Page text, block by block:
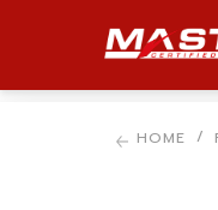
HOME